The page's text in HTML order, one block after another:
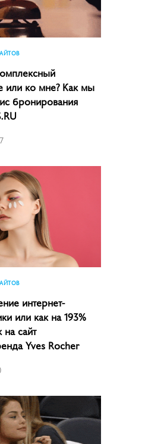
или ко мне? Как мы
бронирования
интернет-
или как на 193%
на сайт
Yves Rocher